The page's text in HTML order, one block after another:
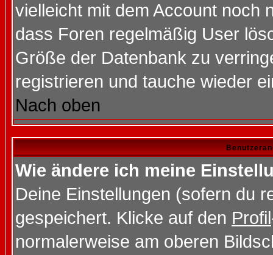
vielleicht mit dem Account noch
dass Foren regelmäßig User
Größe der Datenbank zu
registrieren und tauche wieder
Nach oben
Wie ändere ich meine
Deine Einstellungen (sofern du
gespeichert. Klicke auf den Profil
normalerweise am oberen